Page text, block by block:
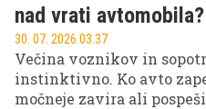
nad vrati avtomobila?
30. 07. 2026 03.37
Večina voznikov in
instinktivno. Ko avto
močneje zavira ali